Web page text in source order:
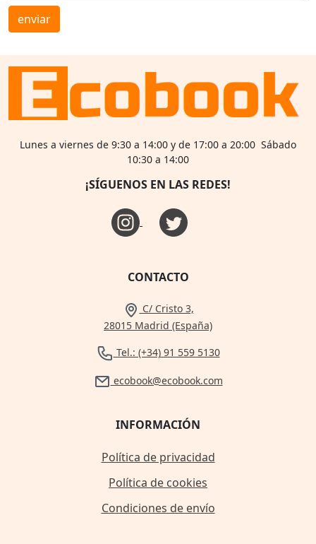
enviar
Lunes a viernes de 9:30 a 14:00 y de 17:00 a 20:00 Sábado
10:30 a 14:00
¡SÍGUENOS EN LAS REDES!
CONTACTO
C/ Cristo 3,
28015 Madrid (España)
Tel.: (+34) 91 559 5130
ecobook@ecobook.com
INFORMACIÓN
Política de privacidad
Política de cookies
Condiciones de envío